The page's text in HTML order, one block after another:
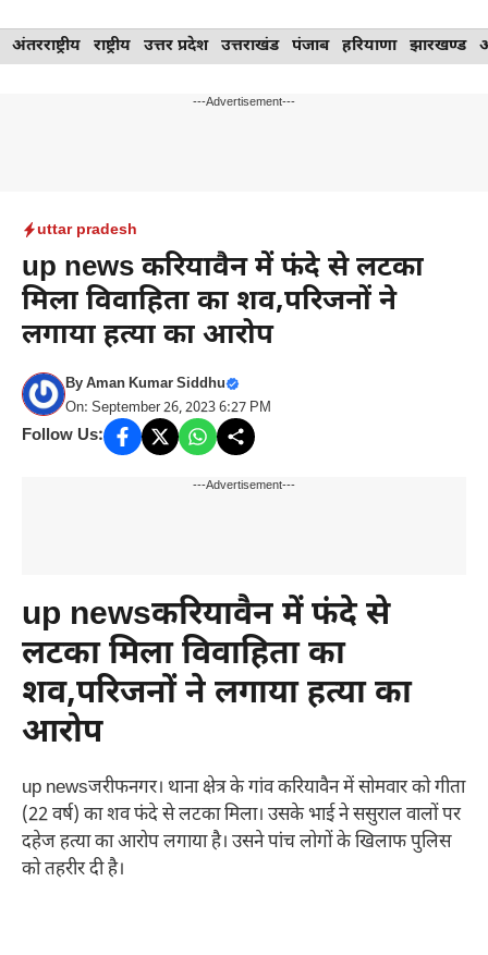
Skip
to
अंतरराष्ट्रीय राष्ट्रीय उत्तर प्रदेश उत्तराखंड पंजाब हरियाणा झारखण्ड
---Advertisement---
uttar pradesh
up news करियावैन में फंदे से लटका
मिला विवाहिता का शव,परिजनों ने
लगाया हत्या का आरोप
ByAman Kumar Siddhu
On: September 26, 2023 6:27 PM
Follow Us:
---Advertisement---
up newsकरियावैन में फंदे से
लटका मिला विवाहिता का
शव,परिजनों ने लगाया हत्या का
आरोप
up newsजरीफनगर। थाना क्षेत्र के गांव करियावैन में सोमवार को गीता
(22 वर्ष) का शव फंदे से लटका मिला। उसके भाई ने ससुराल वालों पर
दहेज हत्या का आरोप लगाया है। उसने पांच लोगों के खिलाफ पुलिस
को तहरीर दी है।